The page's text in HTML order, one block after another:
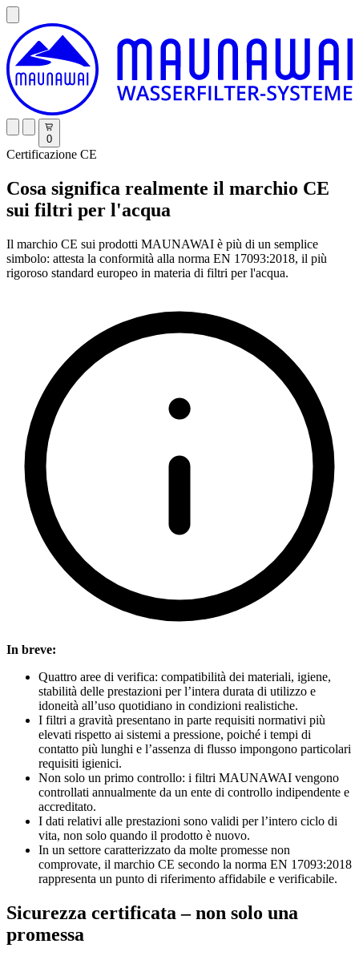
0
Certificazione CE
Cosa significa realmente il marchio CE
sui filtri per l'acqua
Il marchio CE sui prodotti MAUNAWAI è più di un semplice
simbolo: attesta la conformità alla norma EN 17093:2018, il più
rigoroso standard europeo in materia di filtri per l'acqua.
In breve:
Quattro aree di verifica: compatibilità dei materiali, igiene,
stabilità delle prestazioni per l’intera durata di utilizzo e
idoneità all’uso quotidiano in condizioni realistiche.
I filtri a gravità presentano in parte requisiti normativi più
elevati rispetto ai sistemi a pressione, poiché i tempi di
contatto più lunghi e l’assenza di flusso impongono particolari
requisiti igienici.
Non solo un primo controllo: i filtri MAUNAWAI vengono
controllati annualmente da un ente di controllo indipendente e
accreditato.
I dati relativi alle prestazioni sono validi per l’intero ciclo di
vita, non solo quando il prodotto è nuovo.
In un settore caratterizzato da molte promesse non
comprovate, il marchio CE secondo la norma EN 17093:2018
rappresenta un punto di riferimento affidabile e verificabile.
Sicurezza certificata – non solo una
promessa